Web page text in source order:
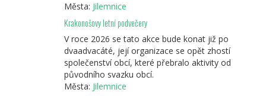
Města: Jilemnice
Krakonošovy letní podvečery
V roce 2026 se tato akce bude konat již po
dvaadvacáté, její organizace se opět zhostí
společenství obcí, které přebralo aktivity od
původního svazku obcí.
Města: Jilemnice